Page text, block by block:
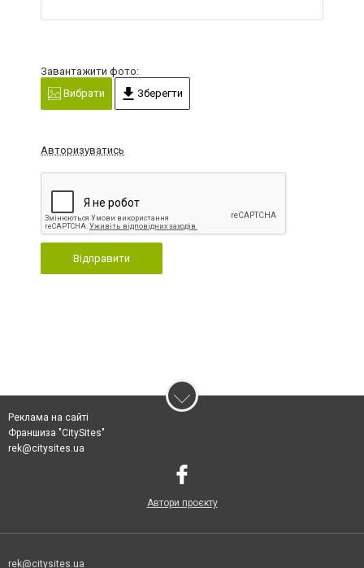
Завантажити фото:
Вибрати
Зберегти
Авторизуватись
Відправити
Реклама на сайті
Франшиза "CitySites"
rek@citysites.ua
Автори проєкту
rek@citysites.ua